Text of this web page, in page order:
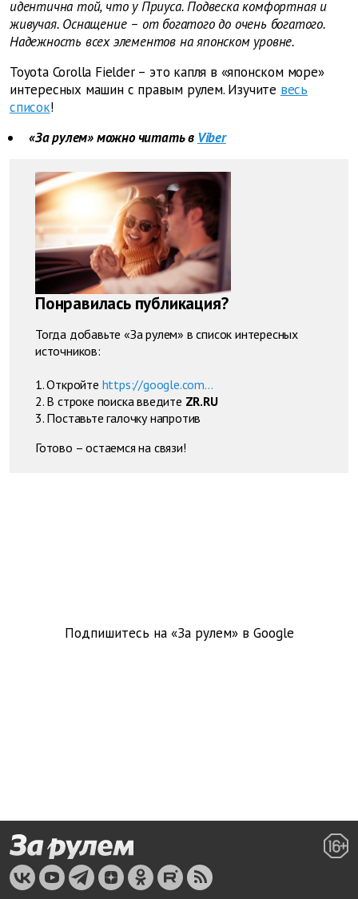
идентична той, что у Приуса. Подвеска комфортная и
живучая. Оснащение – от богатого до очень богатого.
Надежность всех элементов на японском уровне.
Toyota Corolla Fielder – это капля в «японском море»
интересных машин с правым рулем. Изучите весь
список!
«За рулем» можно читать в Viber
Понравилась публикация?
Тогда добавьте «За рулем» в список интересных
источников:
1. Откройте https://google.com...
2. В строке поиска введите ZR.RU
3. Поставьте галочку напротив
Готово – остаемся на связи!
Подпишитесь на «За рулем» в Google